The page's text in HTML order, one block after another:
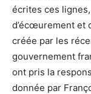
écrites ces
d’écœurement et
créée par les
gouvernement
ont pris la
donnée par